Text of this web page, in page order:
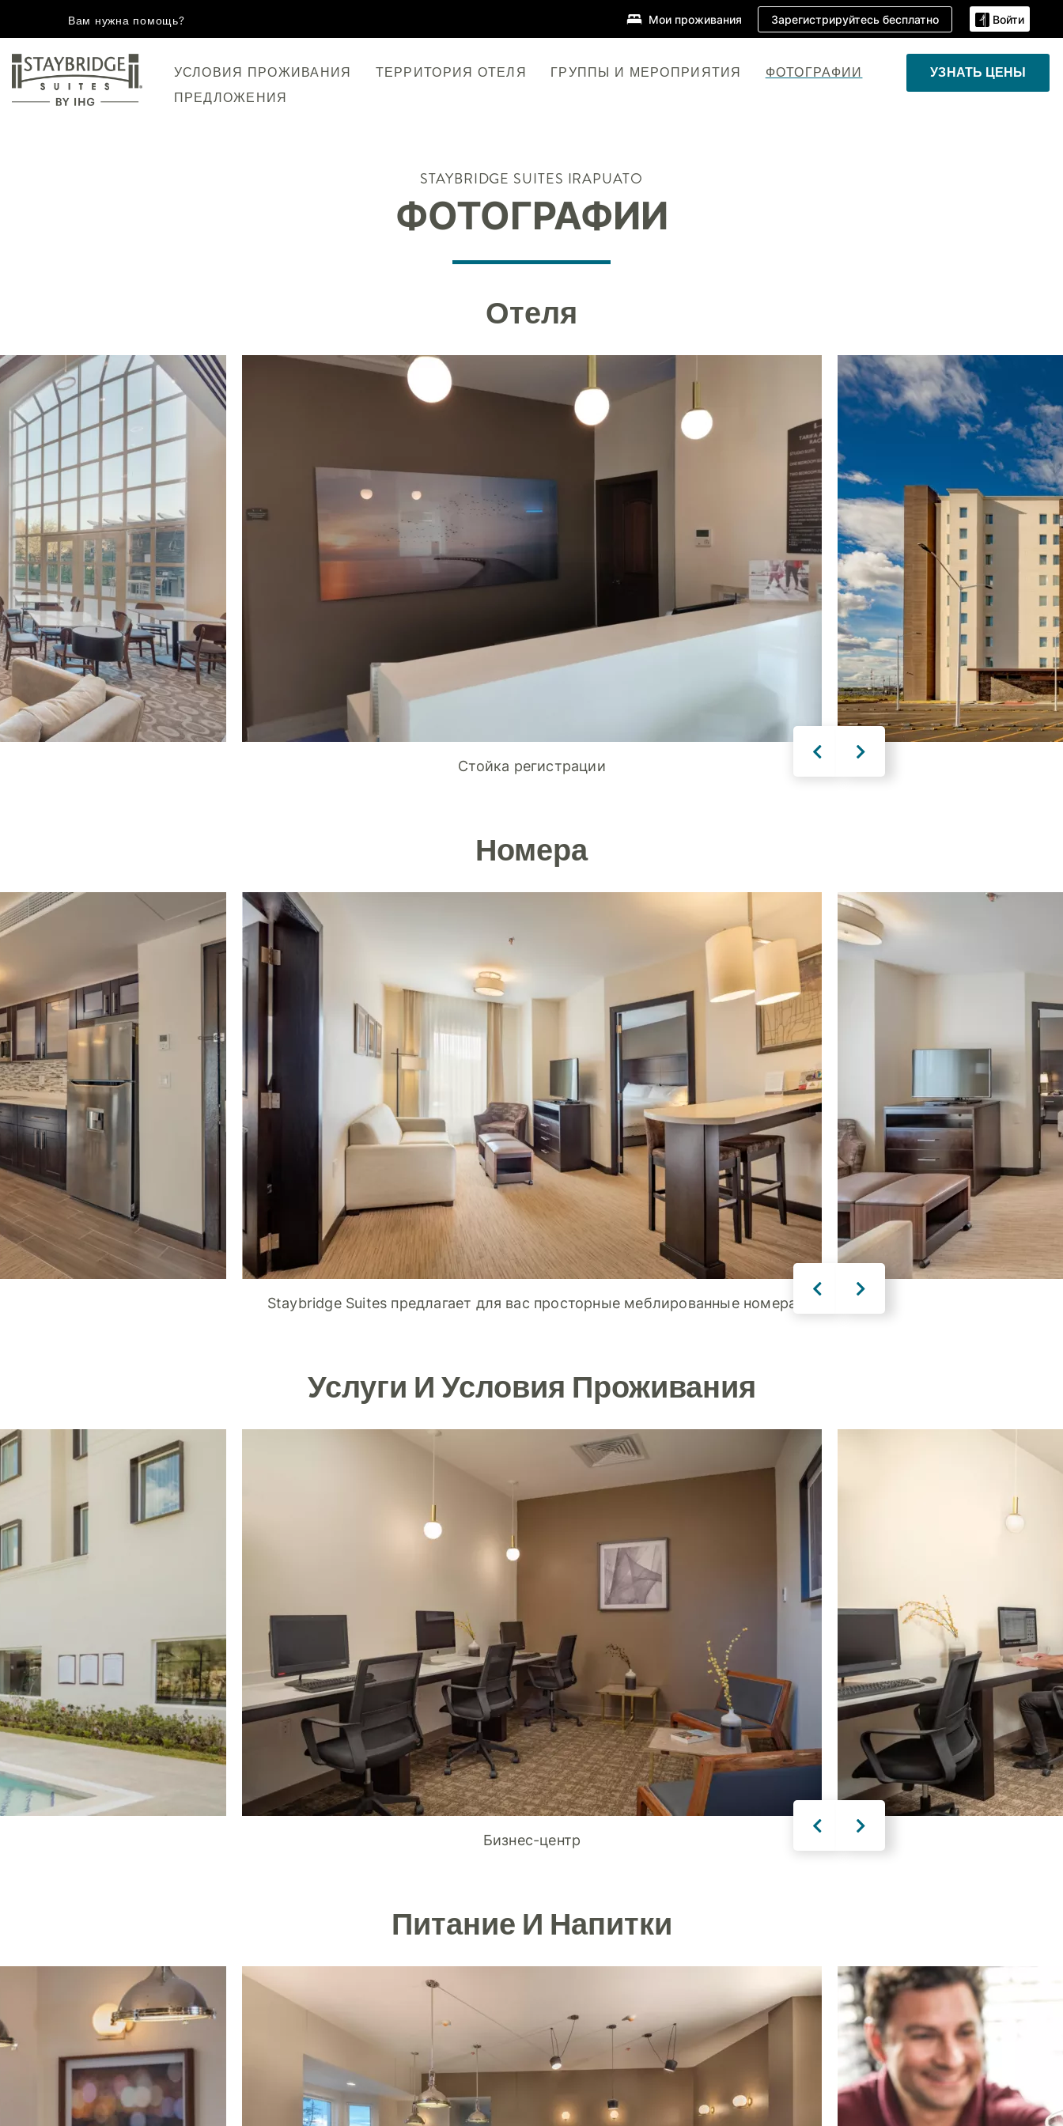
Вам нужна помощь? Мои проживания Зарегистрируйтесь бесплатно Войти
УСЛОВИЯ ПРОЖИВАНИЯ ТЕРРИТОРИЯ ОТЕЛЯ ГРУППЫ И МЕРОПРИЯТИЯ
ФОТОГРАФИИ
ПРЕДЛОЖЕНИЯ
УЗНАТЬ ЦЕНЫ
STAYBRIDGE SUITES IRAPUATO
ФОТОГРАФИИ
Отеля
Стойка регистрации
Номера
Staybridge Suites предлагает для вас просторные меблированные номера
Услуги И Условия Проживания
Бизнес-центр
Питание И Напитки